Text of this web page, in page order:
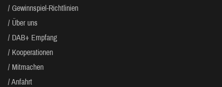
Gewinnspiel-Richtlinien
Über uns
DAB+ Empfang
Kooperationen
Mitmachen
Anfahrt